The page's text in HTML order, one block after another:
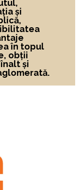
și
în topul
obții
și